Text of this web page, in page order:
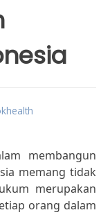
membangun
memang tidak
merupakan
orang dalam